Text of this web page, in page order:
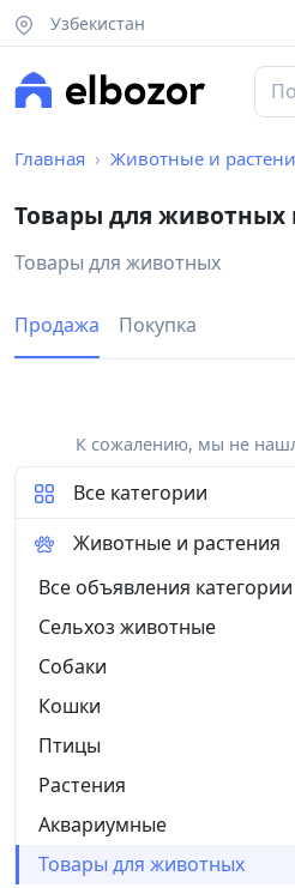
Узбекистан
Главная Животные и
Товары для животных
Товары для животных
Продажа Покупка
К сожалению, мы не
Все категории
Животные и растения
Все объявления категории
Сельхоз животные
Собаки
Кошки
Птицы
Растения
Аквариумные
Товары для животных